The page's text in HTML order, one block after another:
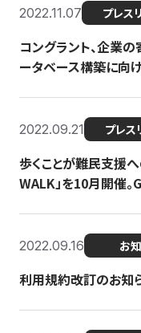
2022.11.07 プレス
コングラント、企業
ータベース構築に向
2022.09.21 プレス
歩くことが難民支援
WALK」を10月開催
2022.09.16 お
利用規約改訂のお知